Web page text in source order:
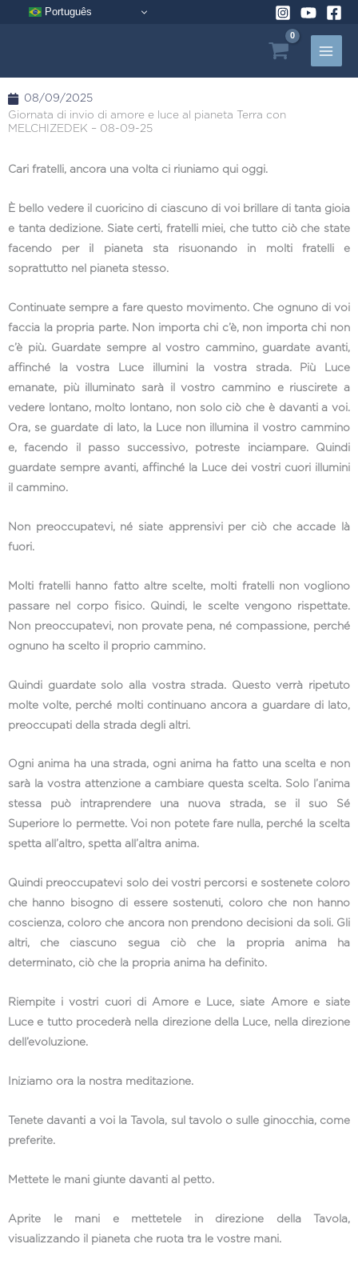
Português
08/09/2025
Giornata di invio di amore e luce al pianeta Terra con
MELCHIZEDEK – 08-09-25
Cari fratelli, ancora una volta ci riuniamo qui oggi.
È bello vedere il cuoricino di ciascuno di voi brillare di tanta gioia
e tanta dedizione. Siate certi, fratelli miei, che tutto ciò che state
facendo per il pianeta sta risuonando in molti fratelli e
soprattutto nel pianeta stesso.
Continuate sempre a fare questo movimento. Che ognuno di voi
faccia la propria parte. Non importa chi c’è, non importa chi non
c’è più. Guardate sempre al vostro cammino, guardate avanti,
affinché la vostra Luce illumini la vostra strada. Più Luce
emanate, più illuminato sarà il vostro cammino e riuscirete a
vedere lontano, molto lontano, non solo ciò che è davanti a voi.
Ora, se guardate di lato, la Luce non illumina il vostro cammino
e, facendo il passo successivo, potreste inciampare. Quindi
guardate sempre avanti, affinché la Luce dei vostri cuori illumini
il cammino.
Non preoccupatevi, né siate apprensivi per ciò che accade là
fuori.
Molti fratelli hanno fatto altre scelte, molti fratelli non vogliono
passare nel corpo fisico. Quindi, le scelte vengono rispettate.
Non preoccupatevi, non provate pena, né compassione, perché
ognuno ha scelto il proprio cammino.
Quindi guardate solo alla vostra strada. Questo verrà ripetuto
molte volte, perché molti continuano ancora a guardare di lato,
preoccupati della strada degli altri.
Ogni anima ha una strada, ogni anima ha fatto una scelta e non
sarà la vostra attenzione a cambiare questa scelta. Solo l’anima
stessa può intraprendere una nuova strada, se il suo Sé
Superiore lo permette. Voi non potete fare nulla, perché la scelta
spetta all’altro, spetta all’altra anima.
Quindi preoccupatevi solo dei vostri percorsi e sostenete coloro
che hanno bisogno di essere sostenuti, coloro che non hanno
coscienza, coloro che ancora non prendono decisioni da soli. Gli
altri, che ciascuno segua ciò che la propria anima ha
determinato, ciò che la propria anima ha definito.
Riempite i vostri cuori di Amore e Luce, siate Amore e siate
Luce e tutto procederà nella direzione della Luce, nella direzione
dell’evoluzione.
Iniziamo ora la nostra meditazione.
Tenete davanti a voi la Tavola, sul tavolo o sulle ginocchia, come
preferite.
Mettete le mani giunte davanti al petto.
Aprite le mani e mettetele in direzione della Tavola,
visualizzando il pianeta che ruota tra le vostre mani.